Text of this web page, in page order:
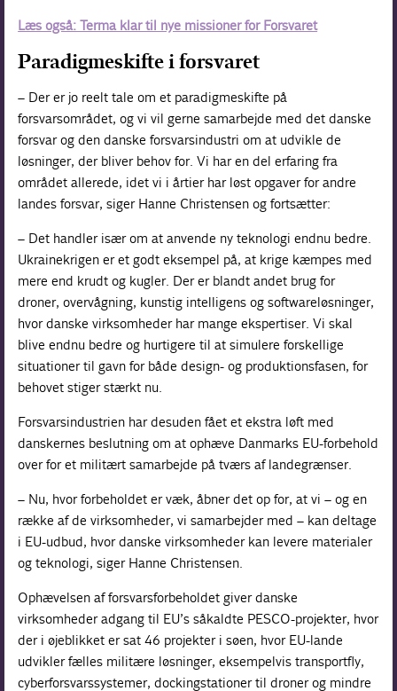
Læs også: Terma klar til nye missioner for Forsvaret
Paradigmeskifte i forsvaret
– Der er jo reelt tale om et paradigmeskifte på
forsvarsområdet, og vi vil gerne samarbejde med det danske
forsvar og den danske forsvarsindustri om at udvikle de
løsninger, der bliver behov for. Vi har en del erfaring fra
området allerede, idet vi i årtier har løst opgaver for andre
landes forsvar, siger Hanne Christensen og fortsætter:
– Det handler især om at anvende ny teknologi endnu bedre.
Ukrainekrigen er et godt eksempel på, at krige kæmpes med
mere end krudt og kugler. Der er blandt andet brug for
droner, overvågning, kunstig intelligens og softwareløsninger,
hvor danske virksomheder har mange ekspertiser. Vi skal
blive endnu bedre og hurtigere til at simulere forskellige
situationer til gavn for både design- og produktionsfasen, for
behovet stiger stærkt nu.
Forsvarsindustrien har desuden fået et ekstra løft med
danskernes beslutning om at ophæve Danmarks EU-forbehold
over for et militært samarbejde på tværs af landegrænser.
– Nu, hvor forbeholdet er væk, åbner det op for, at vi – og en
række af de virksomheder, vi samarbejder med – kan deltage
i EU-udbud, hvor danske virksomheder kan levere materialer
og teknologi, siger Hanne Christensen.
Ophævelsen af forsvarsforbeholdet giver danske
virksomheder adgang til EU’s såkaldte PESCO-projekter, hvor
der i øjeblikket er sat 46 projekter i søen, hvor EU-lande
udvikler fælles militære løsninger, eksempelvis transportfly,
cyberforsvarssystemer, dockingstationer til droner og mindre